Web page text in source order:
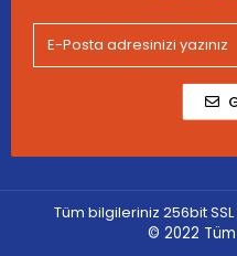
Tüm bilgileriniz 256bit
© 2022